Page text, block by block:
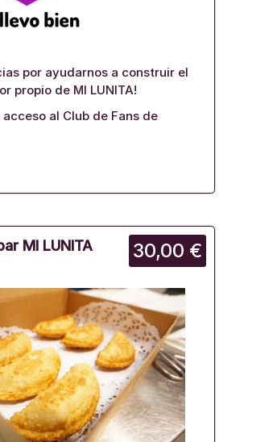
por ayudarnos a construir el
propio de MI LUNITA!
al Club de Fans de
30,00 €
MI LUNITA